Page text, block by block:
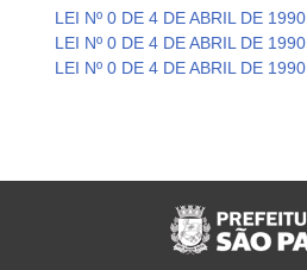
LEI Nº 0 DE 4 DE ABRIL DE 1990
LEI Nº 0 DE 4 DE ABRIL DE 1990
LEI Nº 0 DE 4 DE ABRIL DE 1990